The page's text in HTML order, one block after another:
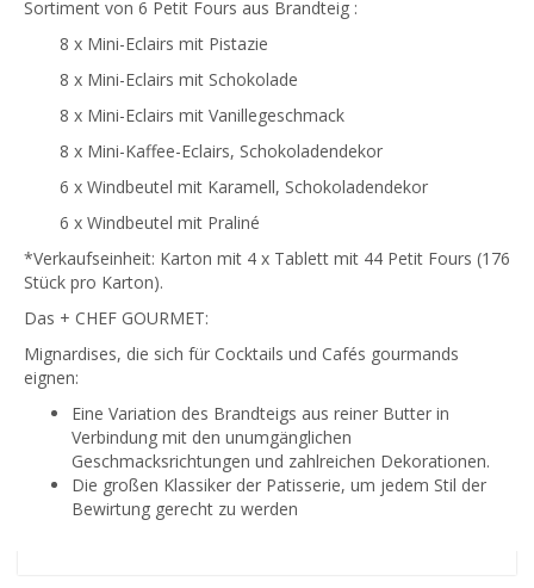
Sortiment von 6 Petit Fours aus Brandteig :
8 x Mini-Eclairs mit Pistazie
8 x Mini-Eclairs mit Schokolade
8 x Mini-Eclairs mit Vanillegeschmack
8 x Mini-Kaffee-Eclairs, Schokoladendekor
6 x Windbeutel mit Karamell, Schokoladendekor
6 x Windbeutel mit Praliné
*Verkaufseinheit: Karton mit 4 x Tablett mit 44 Petit Fours (176
Stück pro Karton).
Das + CHEF GOURMET:
Mignardises, die sich für Cocktails und Cafés gourmands
eignen:
Eine Variation des Brandteigs aus reiner Butter in
Verbindung mit den unumgänglichen
Geschmacksrichtungen und zahlreichen Dekorationen.
Die großen Klassiker der Patisserie, um jedem Stil der
Bewirtung gerecht zu werden